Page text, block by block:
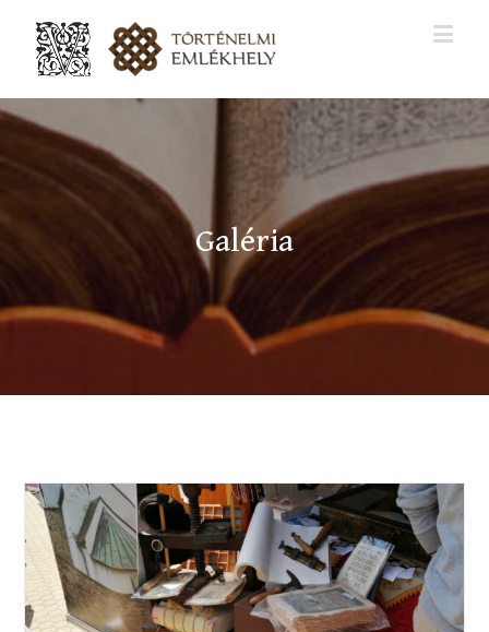
Galéria
A Magyar Református Egység Napja